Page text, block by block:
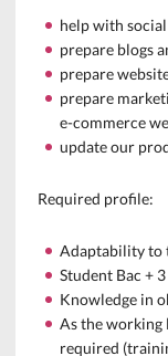
help with
prepare blogs
prepare
prepare
e-commerce
update our
Required profile:
Adaptability to
Student Bac +
Knowledge in
As the working
required